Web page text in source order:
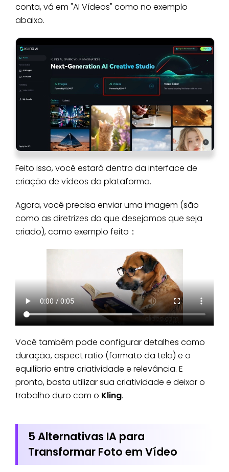
conta, vá em "AI Vídeos" como no exemplo
abaixo.
Feito isso, você estará dentro da interface de
criação de vídeos da plataforma.
Agora, você precisa enviar uma imagem (são
como as diretrizes do que desejamos que seja
criado), como exemplo feito：
Você também pode configurar detalhes como
duração, aspect ratio (formato da tela) e o
equilíbrio entre criatividade e relevância. E
pronto, basta utilizar sua criatividade e deixar o
trabalho duro com o Kling.
5 Alternativas IA para
Transformar Foto em Vídeo